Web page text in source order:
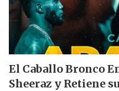
El Caballo Bronco
Sheeraz y Retiene